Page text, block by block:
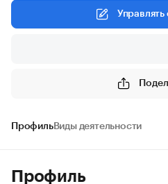
Управлять
ПрофильВиды деятельности
Профиль